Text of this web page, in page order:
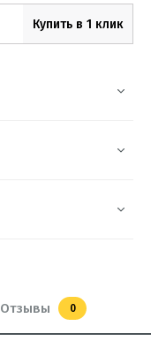
Купить в 1 клик
Отзывы 0